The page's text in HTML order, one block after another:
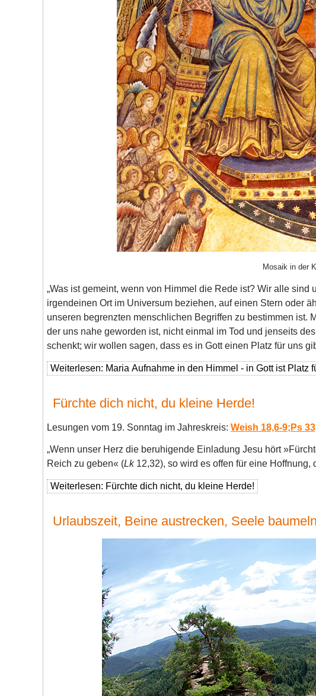
Mosaik in der
„Was ist gemeint, wenn von Himmel die Rede ist? Wir alle
irgendeinen Ort im Universum beziehen, auf einen Stern oder
unseren begrenzten menschlichen Begriffen zu bestimmen ist.
der uns nahe geworden ist, nicht einmal im Tod und jenseits
schenkt; wir wollen sagen, dass es in Gott einen Platz für uns
Weiterlesen: Maria Aufnahme in den Himmel - in Gott ist Platz
Fürchte dich nicht, du kleine Herde!
Lesungen vom 19. Sonntag im Jahreskreis: Weish 18,6-9;Ps
„Wenn unser Herz die beruhigende Einladung Jesu hört
Reich zu geben« (Lk12,32), so wird es offen für eine
Weiterlesen: Fürchte dich nicht, du kleine Herde!
Urlaubszeit, Beine austrecken, Seele